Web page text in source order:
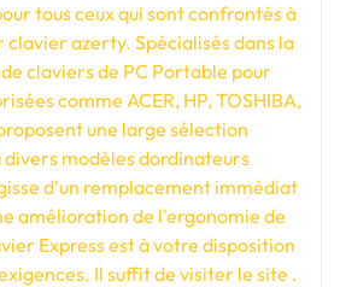
tous ceux qui sont confrontés à
clavier azerty. Spécialisés dans la
claviers de PC Portable pour
comme ACER, HP, TOSHIBA,
une large sélection
modèles dordinateurs
d'un remplacement immédiat
amélioration de l'ergonomie de
Express est à votre disposition
Il suffit de visiter le site .